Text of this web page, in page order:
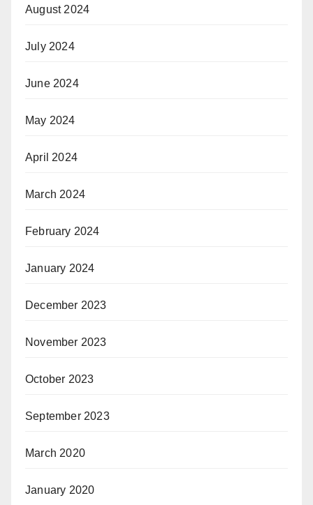
August 2024
July 2024
June 2024
May 2024
April 2024
March 2024
February 2024
January 2024
December 2023
November 2023
October 2023
September 2023
March 2020
January 2020